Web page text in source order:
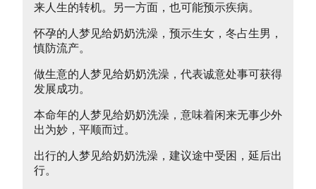
来人生的转机。另一方面，也可能预示疾病。
怀孕的人梦见给奶奶洗澡，预示生女，冬占生男，
慎防流产。
做生意的人梦见给奶奶洗澡，代表诚意处事可获得
发展成功。
本命年的人梦见给奶奶洗澡，意味着闲来无事少外
出为妙，平顺而过。
出行的人梦见给奶奶洗澡，建议途中受困，延后出
行。